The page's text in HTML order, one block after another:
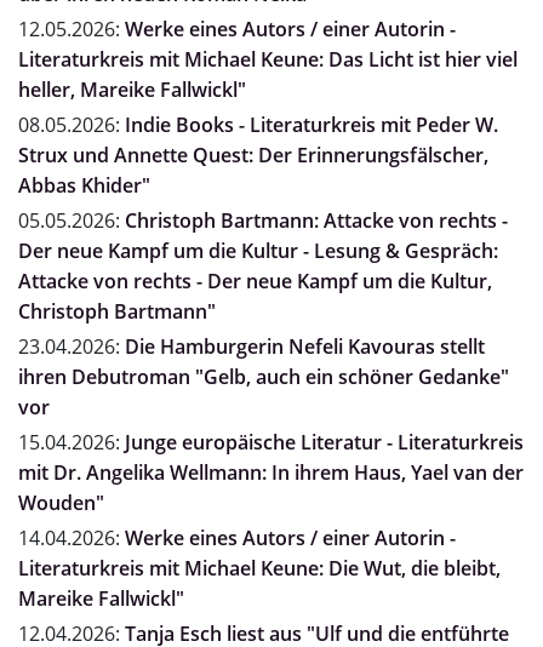
12.05.2026: Werke eines Autors / einer Autorin -
Literaturkreis mit Michael Keune: Das Licht ist hier viel
heller, Mareike Fallwickl"
08.05.2026: Indie Books - Literaturkreis mit Peder W.
Strux und Annette Quest: Der Erinnerungsfälscher,
Abbas Khider"
05.05.2026: Christoph Bartmann: Attacke von rechts -
Der neue Kampf um die Kultur - Lesung & Gespräch:
Attacke von rechts - Der neue Kampf um die Kultur,
Christoph Bartmann"
23.04.2026: Die Hamburgerin Nefeli Kavouras stellt
ihren Debutroman "Gelb, auch ein schöner Gedanke"
vor
15.04.2026: Junge europäische Literatur - Literaturkreis
mit Dr. Angelika Wellmann: In ihrem Haus, Yael van der
Wouden"
14.04.2026: Werke eines Autors / einer Autorin -
Literaturkreis mit Michael Keune: Die Wut, die bleibt,
Mareike Fallwickl"
12.04.2026: Tanja Esch liest aus "Ulf und die entführte